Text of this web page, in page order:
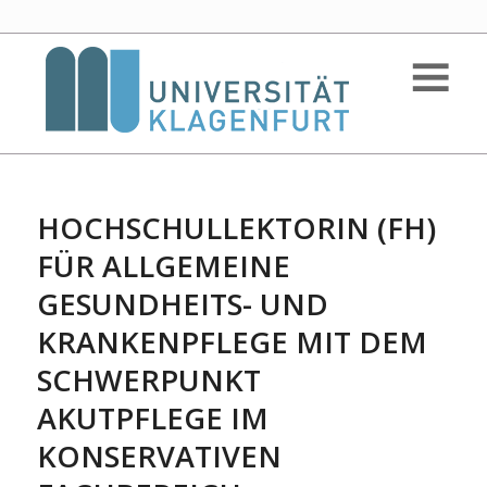
HOCHSCHULLEKTORIN (FH)
FÜR ALLGEMEINE
GESUNDHEITS- UND
KRANKENPFLEGE MIT DEM
SCHWERPUNKT
AKUTPFLEGE IM
KONSERVATIVEN